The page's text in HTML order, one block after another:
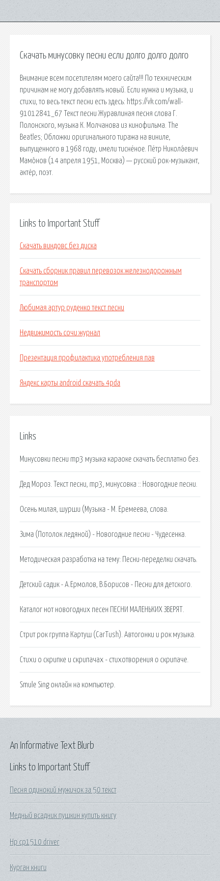
Скачать минусовку песни если долго долго долго
Внимание всем посетителям моего сайта!!! По техническим
причинам не могу добавлять новый. Если нужна и музыка, и
стихи, то весь текст песни есть здесь: https://vk.com/wall-
91012841_67 Текст песни Журавлиная песня слова Г.
Полонского, музыка К. Молчанова из кинофильма. The
Beatles; Обложки оригинального тиража на виниле,
выпущенного в 1968 году, имели тиснёное. Пётр Никола́евич
Мамо́нов (14 апреля 1951, Москва) — русский рок-музыкант,
актёр, поэт.
Links to Important Stuff
Скачать виндовс без диска
Скачать сборник правил перевозок железнодорожным
транспортом
Любимая артур руденко текст песни
Недвижимость сочи журнал
Презентация профилактика употребления пав
Яндекс карты android скачать 4pda
Links
Минусовки песни mp3 музыка караоке скачать бесплатно без.
Дед Мороз. Текст песни, mp3, минусовка :: Новогодние песни.
Осень милая, шурши (Музыка - М. Еремеева, слова.
Зима (Потолок ледяной) - Новогодние песни - Чудесенка.
Методическая разработка на тему: Песни-переделки скачать.
Детский садик - А.Ермолов, В.Борисов - Песни для детского.
Каталог нот новогодних песен ПЕСНИ МАЛЕНЬКИХ ЗВЕРЯТ.
Стрит рок группа Картуш (CarTush). Автогонки и рок музыка.
Стихи о скрипке и скрипачах - стихотворения о скрипаче.
Smule Sing онлайн на компьютер.
Links to Important Stuff
Песня одинокий мужичок за 50 текст
Медный всадник пушкин купить книгу
Hp cp1510 driver
Курган книги
An Informative Text Blurb